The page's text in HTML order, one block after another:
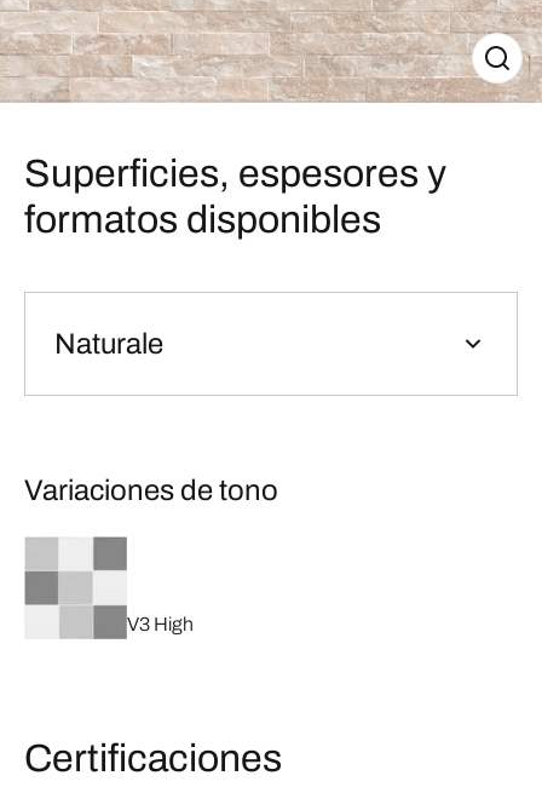
Superficies, espesores y
formatos disponibles
Naturale
Variaciones de tono
V3 High
Certificaciones